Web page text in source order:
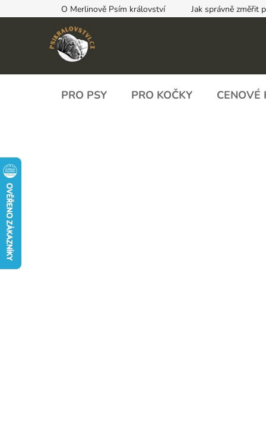
na
O Merlinově Psím království Jak správně změřit
PRO PSY PRO KOČKY CENOVÉ